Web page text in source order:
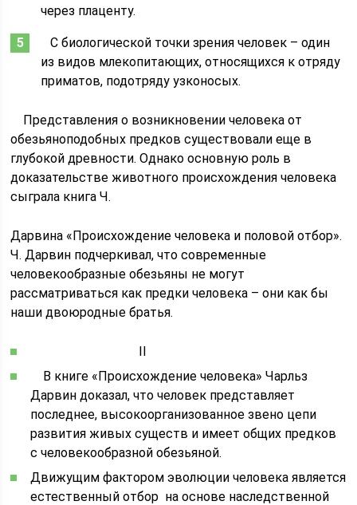
через плаценту.
С биологической точки зрения человек – один
из видов млекопитающих, относящихся к отряду
приматов, подотряду узконосых.
Представления о возникновении человека от
обезьяноподобных предков существовали еще в
глубокой древности. Однако основную роль в
доказательстве животного происхождения человека
сыграла книга Ч.
Дарвина «Происхождение человека и половой отбор».
Ч. Дарвин подчеркивал, что современные
человекообразные обезьяны не могут
рассматриваться как предки человека – они как бы
наши двоюродные братья.
II
В книге «Происхождение человека» Чарльз
Дарвин доказал, что человек представляет
последнее, высокоорганизованное звено цепи
развития живых существ и имеет общих предков
с человекообразной обезьяной.
Движущим фактором эволюции человека является
естественный отбор на основе наследственной